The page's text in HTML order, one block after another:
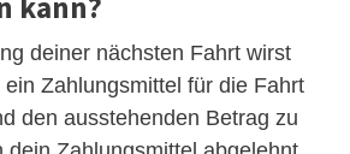
deiner nächsten Fahrt wirst
Zahlungsmittel für die Fahrt
den ausstehenden Betrag zu